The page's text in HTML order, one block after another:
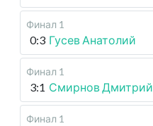
Финал 1
0:3 Гусев Анатолий
Финал 1
3:1 Смирнов Дмитрий
Финал 1